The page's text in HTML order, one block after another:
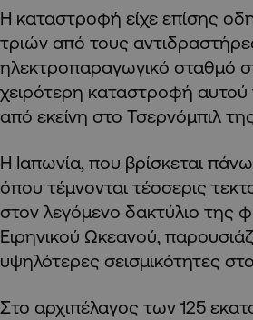
Η καταστροφή είχε επίσης
τριών από τους
ηλεκτροπαραγωγικό σταθμό
χειρότερη καταστροφή αυτού
από εκείνη στο Τσερνόμπιλ
Η Ιαπωνία, που βρίσκεται
όπου τέμνονται τέσσερις
στον λεγόμενο δακτύλιο της
Ειρηνικού Ωκεανού,
υψηλότερες σεισμικότητες
Στο αρχιπέλαγος των 125